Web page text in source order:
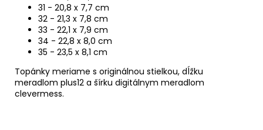
31 - 20,8 x 7,7 cm
32 - 21,3 x 7,8 cm
33 - 22,1 x 7,9 cm
34 - 22,8 x 8,0 cm
35 - 23,5 x 8,1 cm
Topánky meriame s originálnou stielkou, dĺžku
meradlom plus12 a šírku digitálnym meradlom
clevermess.